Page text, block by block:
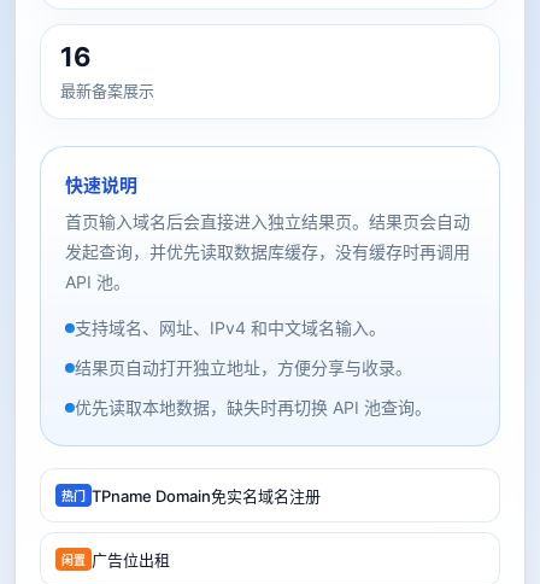
16
最新备案展示
快速说明
首页输入域名后会直接进入独立结果页。结果页会自动
发起查询，并优先读取数据库缓存，没有缓存时再调用
API 池。
支持域名、网址、IPv4 和中文域名输入。
结果页自动打开独立地址，方便分享与收录。
优先读取本地数据，缺失时再切换 API 池查询。
热门 TPname Domain免实名域名注册
闲置 广告位出租